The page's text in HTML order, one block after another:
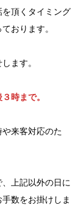
頂くタイミング
おります。
ます。
時まで。
来客対応のた
上記以外の日に
数をお掛けしま